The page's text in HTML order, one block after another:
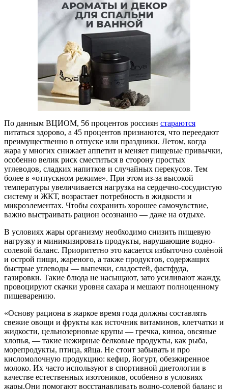
По данным ВЦИОМ, 56 процентов россиян стараются
питаться здорово, а 45 процентов признаются, что переедают
преимущественно в отпуске или праздники. Летом, когда
жара у многих снижает аппетит и меняет пищевые привычки,
особенно велик риск сместиться в сторону простых
углеводов, сладких напитков и случайных перекусов. Тем
более в «отпускном режиме». При этом из-за высокой
температуры увеличивается нагрузка на сердечно-сосудистую
систему и ЖКТ, возрастает потребность в жидкости и
микроэлементах. Чтобы сохранить хорошее самочувствие,
важно выстраивать рацион осознанно — даже на отдыхе.
В условиях жары организму необходимо снизить пищевую
нагрузку и минимизировать продукты, нарушающие водно-
солевой баланс. Приоритетно это касается избыточно солёной
и острой пищи, жареного, а также продуктов, содержащих
быстрые углеводы — выпечки, сладостей, фастфуда,
газировки. Такие блюда не насыщают, зато усиливают жажду,
провоцируют скачки уровня сахара и мешают полноценному
пищеварению.
«Основу рациона в жаркое время года должны составлять
свежие овощи и фрукты как источник витаминов, клетчатки и
жидкости, цельнозерновые крупы — гречка, киноа, овсяные
хлопья, — такие нежирные белковые продукты, как рыба,
морепродукты, птица, яйца. Не стоит забывать и про
кисломолочную продукцию: кефир, йогурт, обезжиренное
молоко. Их часто используют в спортивной диетологии в
качестве естественных изотоников, особенно в условиях
жары.Они помогают восстанавливать водно-солевой баланс и